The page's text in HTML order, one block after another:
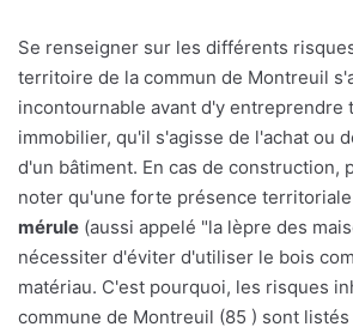
Se renseigner sur les différents
territoire de la commun de Montreuil
incontournable avant d'y entreprendre
immobilier, qu'il s'agisse de l'achat ou
d'un bâtiment. En cas de construction,
noter qu'une forte présence
mérule (aussi appelé "la lèpre des
nécessiter d'éviter d'utiliser le bois
matériau. C'est pourquoi, les risques
commune de Montreuil (85 ) sont